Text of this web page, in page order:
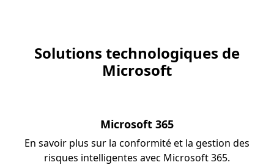
Solutions technologiques de
Microsoft
Microsoft 365
En savoir plus sur la conformité et la gestion des
risques intelligentes avec Microsoft 365.